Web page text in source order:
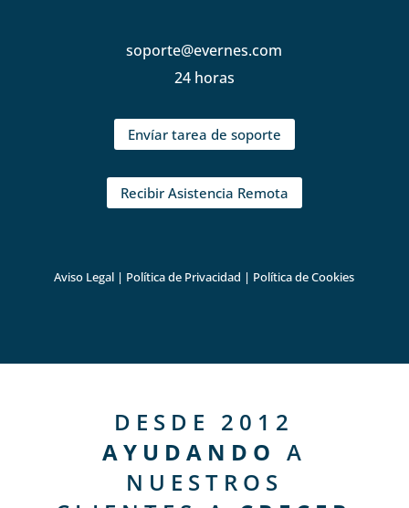
soporte@evernes.com
24 horas
Envíar tarea de soporte
Recibir Asistencia Remota
Aviso Legal | Política de Privacidad | Política de Cookies
DESDE 2012
AYUDANDO A
NUESTROS